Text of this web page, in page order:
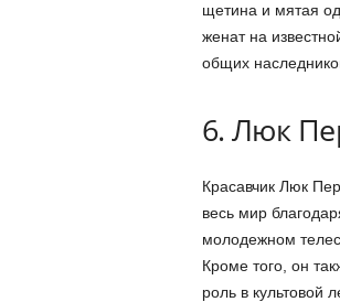
щетина и мятая
женат на
общих
6. Люк
Красавчик Люк
весь мир
молодежном
Кроме того, он
роль в культовой